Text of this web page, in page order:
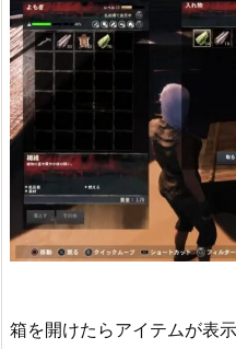
箱を開けたらアイテムが表